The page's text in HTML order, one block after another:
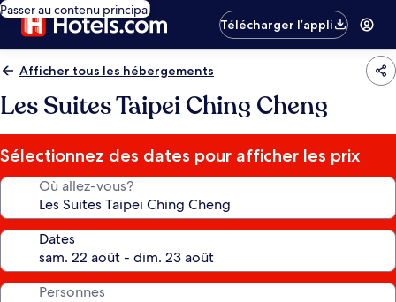
Passer au contenu principal
Télécharger l’appli
Afficher tous les hébergements
Les Suites Taipei Ching Cheng
Sélectionnez des dates pour afficher les prix
Où allez-vous?
Dates
Personnes